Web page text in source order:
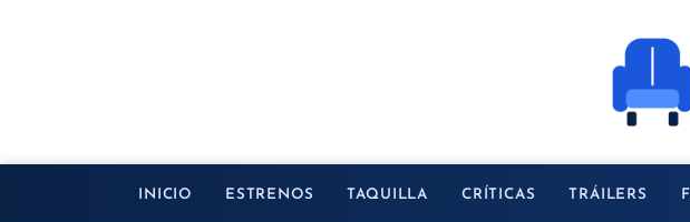
INICIO ESTRENOS TAQUILLA CRÍTICAS TRÁILERS